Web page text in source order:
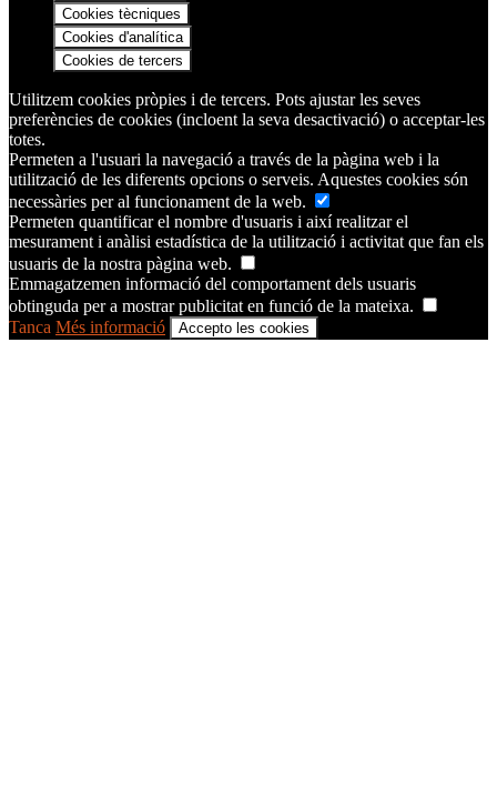
Cookies tècniques
Cookies d'analítica
Cookies de tercers
Utilitzem cookies pròpies i de tercers. Pots ajustar les seves
preferències de cookies (incloent la seva desactivació) o acceptar-les
totes.
Permeten a l'usuari la navegació a través de la pàgina web i la
utilització de les diferents opcions o serveis. Aquestes cookies són
necessàries per al funcionament de la web.
Permeten quantificar el nombre d'usuaris i així realitzar el
mesurament i anàlisi estadística de la utilització i activitat que fan els
usuaris de la nostra pàgina web.
Emmagatzemen informació del comportament dels usuaris
obtinguda per a mostrar publicitat en funció de la mateixa.
Tanca Més informació Accepto les cookies